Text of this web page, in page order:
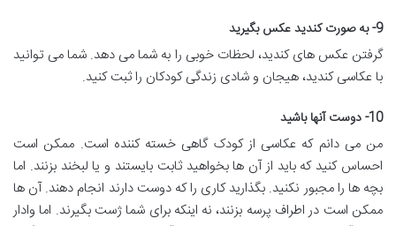
9- به صورت كندید عكس بگیرید
گرفتن عکس های کندید، لحظات خوبی را به شما می دهد. شما می توانید
با عكاسی كندید، هیجان و شادی زندگی كودكان را ثبت كنید.
10- دوست آنها باشید
من می دانم که عکاسی از کودک گاهی خسته کننده است. ممکن است
احساس کنید كه باید از آن ها بخواهید ثابت بایستند و یا لبخند بزنند. اما
بچه ها را مجبور نکنید. بگذارید کاری را که دوست دارند انجام دهند. آن ها
ممکن است در اطراف پرسه بزنند، نه اینکه برای شما ژست بگیرند. اما وادار